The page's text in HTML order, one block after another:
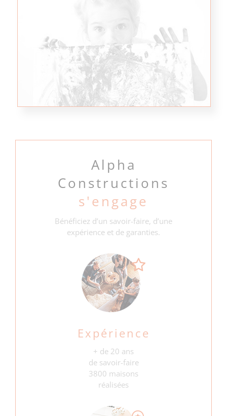
Alpha
Constructions
s'engage
Bénéficiez d’un savoir-faire, d’une
expérience et de garanties.
Expérience
+ de 20 ans
de savoir-faire
3800 maisons
réalisées